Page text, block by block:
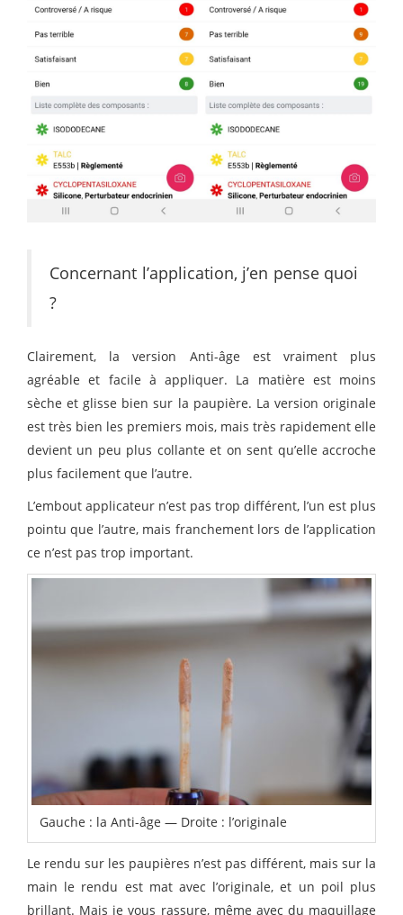
Concernant l’application, j’en pense quoi
?
Clairement, la version Anti-âge est vraiment plus
agréable et facile à appliquer. La matière est moins
sèche et glisse bien sur la paupière. La version originale
est très bien les premiers mois, mais très rapidement elle
devient un peu plus collante et on sent qu’elle accroche
plus facilement que l’autre.
L’embout applicateur n’est pas trop différent, l’un est plus
pointu que l’autre, mais franchement lors de l’application
ce n’est pas trop important.
Gauche : la Anti-âge — Droite : l’originale
Le rendu sur les paupières n’est pas différent, mais sur la
main le rendu est mat avec l’originale, et un poil plus
brillant. Mais je vous rassure, même avec du maquillage